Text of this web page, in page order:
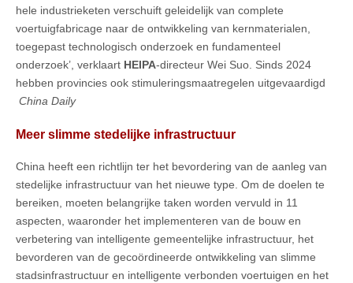
hele industrieketen verschuift geleidelijk van complete
voertuigfabricage naar de ontwikkeling van kernmaterialen,
toegepast technologisch onderzoek en fundamenteel
onderzoek’, verklaart HEIPA-directeur Wei Suo. Sinds 2024
hebben provincies ook stimuleringsmaatregelen uitgevaardigd
China Daily
Meer slimme stedelijke infrastructuur
China heeft een richtlijn ter het bevordering van de aanleg van
stedelijke infrastructuur van het nieuwe type. Om de doelen te
bereiken, moeten belangrijke taken worden vervuld in 11
aspecten, waaronder het implementeren van de bouw en
verbetering van intelligente gemeentelijke infrastructuur, het
bevorderen van de gecoördineerde ontwikkeling van slimme
stadsinfrastructuur en intelligente verbonden voertuigen en het